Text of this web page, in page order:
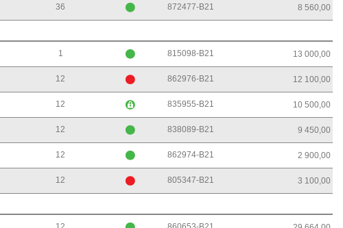
36 872477-B21 8 560,00
1 815098-B21 13 000,00
12 862976-B21 12 100,00
12 835955-B21 10 500,00
12 838089-B21 9 450,00
12 862974-B21 2 900,00
12 805347-B21 3 100,00